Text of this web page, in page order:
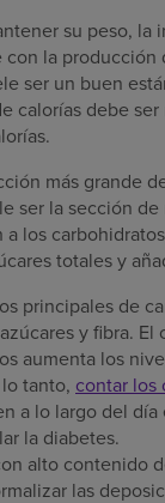
su peso, la
la producción
ser un buen
calorías debe
más grande
ser la sección
los
totales y
principales de
y fibra. El
aumenta los
tanto, contar los
a lo largo del
la diabetes.
alto contenido
las